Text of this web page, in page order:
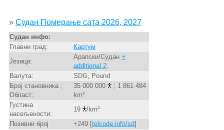
» Судан Померање сата 2026, 2027
Судан инфо:
Главни град:
Картум
Језици:
Арапски/Судан +
additional 2.
Валута:
SDG, Pound
Број становника ;
Област:
35 000 000
; 1 861 484
km²
Густина
насељености:
19
/km²
Позивни број
+249 [telcode.info/sd]